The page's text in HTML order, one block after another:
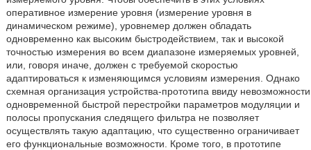
оперативное измерение уровня (измерение уровня в
динамическом режиме), уровнемер должен обладать
одновременно как высоким быстродействием, так и высокой
точностью измерения во всем диапазоне измеряемых уровней,
или, говоря иначе, должен с требуемой скоростью
адаптироваться к изменяющимся условиям измерения. Однако
схемная организация устройства-прототипа ввиду невозможности
одновременной быстрой перестройки параметров модуляции и
полосы пропускания следящего фильтра не позволяет
осуществлять такую адаптацию, что существенно ограничивает
его функциональные возможности. Кроме того, в прототипе